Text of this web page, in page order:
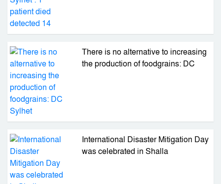
There is no alternative to increasing
the production of foodgrains: DC
International Disaster Mitigation Day
was celebrated in Shalla